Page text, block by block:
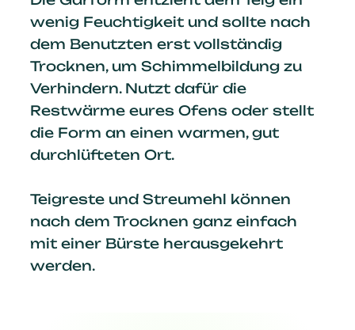
wenig Feuchtigkeit und sollte nach
dem Benutzten erst vollständig
Trocknen, um Schimmelbildung zu
Verhindern. Nutzt dafür die
Restwärme eures Ofens oder stellt
die Form an einen warmen, gut
durchlüfteten Ort.
Teigreste und Streumehl können
nach dem Trocknen ganz einfach
mit einer Bürste herausgekehrt
werden.